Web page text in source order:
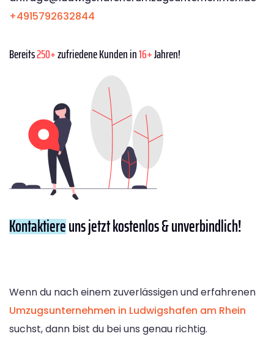
+4915792632844
Bereits250+zufriedene Kunden in16+Jahren!
Kontaktiereuns jetzt kostenlos & unverbindlich!
Wenn du nach einem zuverlässigen und erfahrenen
Umzugsunternehmen in Ludwigshafen am Rhein
suchst, dann bist du bei uns genau richtig.